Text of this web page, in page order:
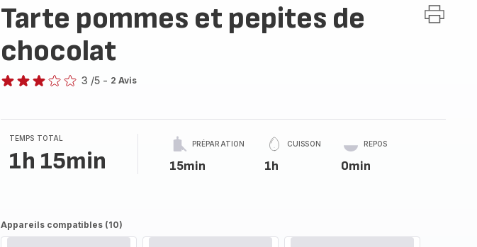
Tarte pommes et pepites de
chocolat
étoiles
(moyenne)
3 /5 - 2 Avis
TEMPS TOTAL
1h 15min
PRÉPARATION
15min
CUISSON
1h
REPOS
0min
Appareils compatibles (10)